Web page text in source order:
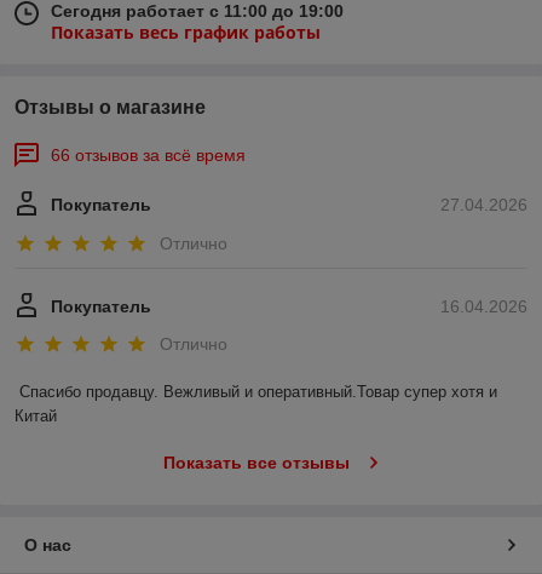
Сегодня работает с 11:00 до 19:00
Показать весь график работы
Отзывы о магазине
66 отзывов за всё время
27.04.2026
Покупатель
Отлично
16.04.2026
Покупатель
Отлично
Спасибо продавцу. Вежливый и оперативный.Товар супер хотя и
Китай
Показать все отзывы
О нас